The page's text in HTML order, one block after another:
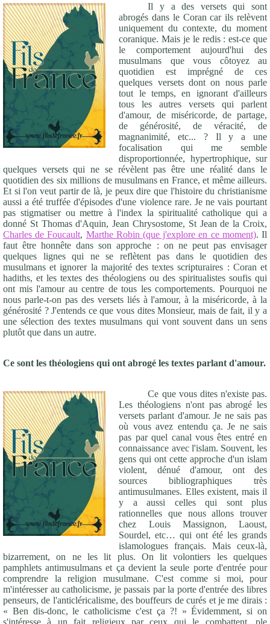
Il y a des versets qui sont
abrogés dans le Coran car ils relèvent
uniquement du contexte, du moment
coranique. Mais je le redis : est-ce que
le comportement aujourd'hui des
musulmans que vous côtoyez au
quotidien est imprégné de ces
quelques versets dont on nous parle
tout le temps, en ignorant d'ailleurs
tous les autres versets qui parlent
d'amour, de miséricorde, de partage,
de générosité, de véracité, de
magnanimité, etc... ? Il y a une
focalisation qui me semble
disproportionnée, hypertrophique, sur
quelques versets qui ne se révèlent pas être une réalité dans le
quotidien des six millions de musulmans en France, et même ailleurs.
Et si l'on veut partir de là, je peux dire que l'histoire du christianisme
aussi a été truffée d'épisodes d'une violence rare. Je ne vais pourtant
pas stigmatiser ou mettre à l'index la spiritualité catholique qui a
donné St Thomas d'Aquin, Jean Chrysostome, St Jean de la Croix,
Charles de Foucault, Marthe Robin (que j'explore en ce moment). Il
faut être honnête dans son approche : on ne peut pas envisager
quelques lignes qui ne se reflètent pas dans le quotidien des
musulmans et ignorer la majorité des textes scripturaires : Coran et
hadiths, et les textes des théologiens ou des spiritualistes soufis qui
ont mis l'amour au centre de tous les comportements. Pourquoi ne
nous parle-t-on pas des versets liés à l'amour, à la miséricorde, à la
générosité ? J'entends ce que vous dites Monsieur, mais de fait, il y a
une sélection des textes musulmans qui vont souvent dans un sens
plutôt que dans un autre.
Ce sont les théologiens qui ont abrogé les textes parlant d'amour.
Ce que vous dites n'existe pas.
Les théologiens n'ont pas abrogé les
versets parlant d'amour. Je ne sais pas
où vous avez entendu ça. Je ne sais
pas par quel canal vous êtes entré en
connaissance avec l'islam. Souvent, les
gens qui ont cette approche d'un islam
violent, dénué d'amour, ont des
sources bibliographiques très
antimusulmanes. Elles existent, mais il
y a aussi celles qui sont plus
rationnelles que nous allons trouver
chez Louis Massignon, Laoust,
Sourdel, etc… qui ont été les grands
islamologues français. Mais ceux-là,
bizarrement, on ne les lit plus. On lit volontiers les quelques
pamphlets antimusulmans et ça devient la seule porte d'entrée pour
comprendre la religion musulmane. C'est comme si moi, pour
m'intéresser au catholicisme, je passais par la porte d'entrée des libres
penseurs, de l'anticléricalisme, des bouffeurs de curés et je me dirais :
« Ben dis-donc, le catholicisme c'est ça ?! » Évidemment, si on